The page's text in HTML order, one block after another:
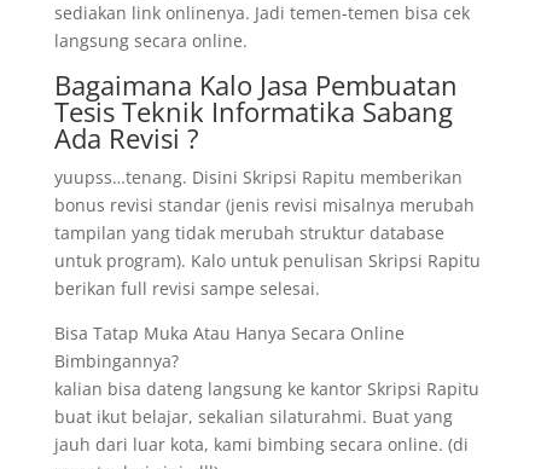
sediakan link onlinenya. Jadi temen-temen bisa cek
langsung secara online.
Bagaimana Kalo Jasa Pembuatan
Tesis Teknik Informatika Sabang
Ada Revisi ?
yuupss…tenang. Disini Skripsi Rapitu memberikan
bonus revisi standar (jenis revisi misalnya merubah
tampilan yang tidak merubah struktur database
untuk program). Kalo untuk penulisan Skripsi Rapitu
berikan full revisi sampe selesai.
Bisa Tatap Muka Atau Hanya Secara Online
Bimbingannya?
kalian bisa dateng langsung ke kantor Skripsi Rapitu
buat ikut belajar, sekalian silaturahmi. Buat yang
jauh dari luar kota, kami bimbing secara online. (di